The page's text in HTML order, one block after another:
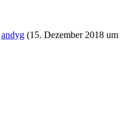
andyg (15. Dezember 2018 um